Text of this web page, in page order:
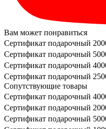
Вам может понравиться
Сертификат подарочный
Сертификат подарочный
Сертификат подарочный
Сертификат подарочный
Сопутствующие товары
Сертификат подарочный
Сертификат подарочный
Сертификат подарочный